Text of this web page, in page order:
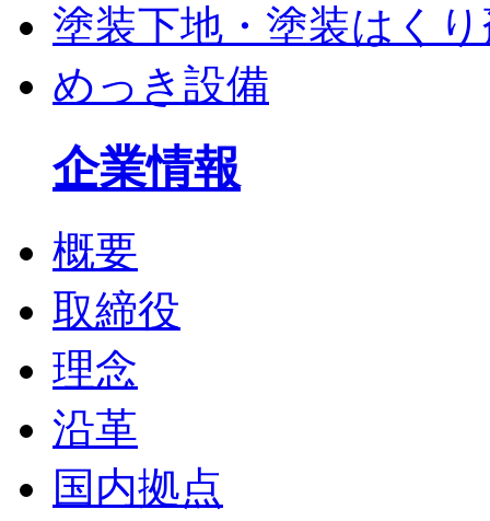
塗装下地・塗装はく
めっき設備
企業情報
概要
取締役
理念
沿革
国内拠点